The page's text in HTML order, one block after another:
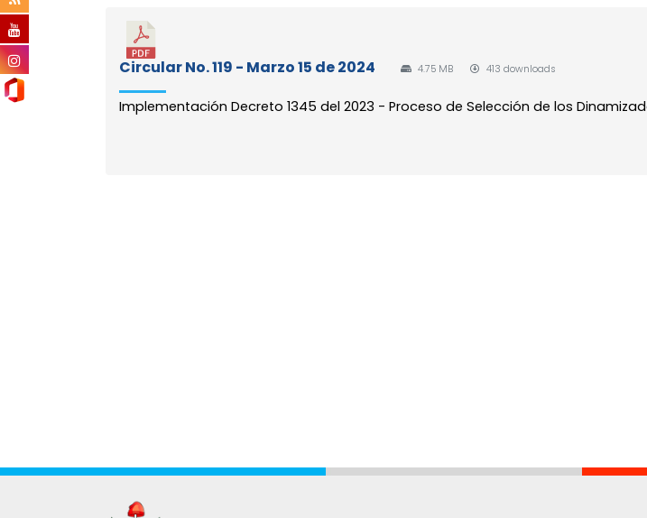
Circular No. 119 - Marzo 15 de 2024 4.75 MB 413 downloads
Implementación Decreto 1345 del 2023 - Proceso de Selección de los